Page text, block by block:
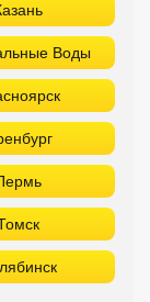
Воды